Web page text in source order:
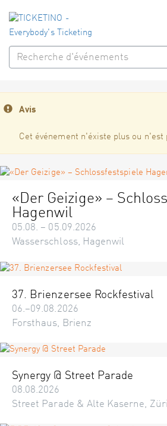
Avis
Cet événement n'éxiste plus ou n'est
«Der Geizige» –
Hagenwil
05.08. – 05.09.2026
Wasserschloss, Hagenwil
37. Brienzersee Rockfestival
06.–09.08.2026
Forsthaus, Brienz
Synergy @ Street Parade
08.08.2026
Street Parade & Alte Kaserne,